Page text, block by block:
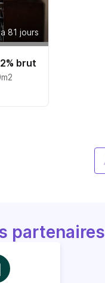
a 81 jours
brut
partenaires